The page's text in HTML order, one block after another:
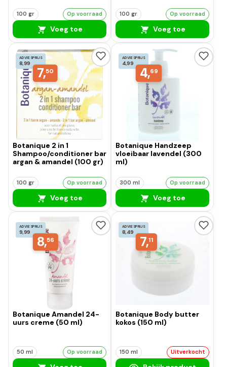
100 gr Op voorraad
Voeg toe
100 gr Op voorraad
Voeg toe
ADVIESPRIJS
8,99
7,50
Botanique 2 in 1
Shampoo/conditioner bar
argan & amandel (100 gr)
100 gr Op voorraad
Voeg toe
ADVIESPRIJS
4,99
4,69
Botanique Handzeep
vloeibaar lavendel (300
ml)
300 ml Op voorraad
Voeg toe
ADVIESPRIJS
9,99
8,56
Botanique Amandel 24-
uurs creme (50 ml)
50 ml Op voorraad
ADVIESPRIJS
8,49
7,11
Botanique Body butter
kokos (150 ml)
150 ml Uitverkocht